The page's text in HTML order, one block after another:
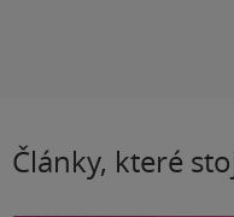
Články, které